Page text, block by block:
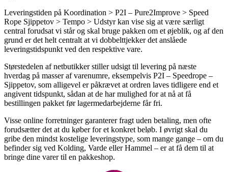
Leveringstiden på Koordination > P2I – Pure2Improve > Speed
Rope Sjippetov > Tempo > Udstyr kan vise sig at være særligt
central forudsat vi står og skal bruge pakken om et øjeblik, og af den
grund er det helt centralt at vi dobbelttjekker det anslåede
leveringstidspunkt ved den respektive vare.
Størstedelen af netbutikker stiller udsigt til levering på næste
hverdag på masser af varenumre, eksempelvis P2I – Speedrope –
Sjippetov, som alligevel er påkrævet at ordren laves tidligere end et
angivent tidspunkt, sådan at de har mulighed for at nå at få
bestillingen pakket før lagermedarbejderne får fri.
Visse online forretninger garanterer fragt uden betaling, men ofte
forudsætter det at du køber for et konkret beløb. I øvrigt skal du
gribe den mindst kostelige leveringstype, som mange gange – om du
befinder sig ved Kolding, Varde eller Hammel – er at få dem til at
bringe dine varer til en pakkeshop.